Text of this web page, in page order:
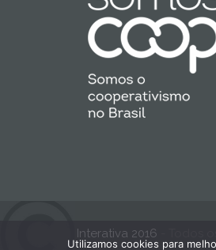
Interativa 2016
Utilizamos cookies para